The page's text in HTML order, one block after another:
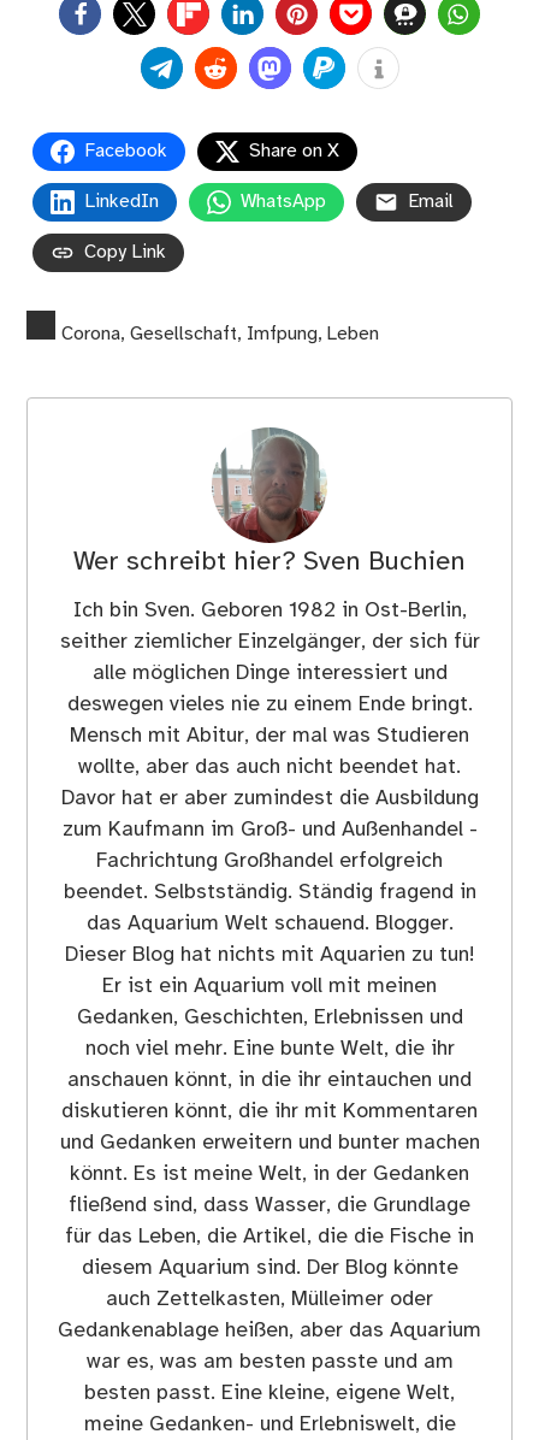
0
Facebook Share on X
LinkedIn WhatsApp Email
Copy Link
Corona,Gesellschaft, Imfpung, Leben
Wer schreibt hier? Sven Buchien
Ich bin Sven. Geboren 1982 in Ost-Berlin,
seither ziemlicher Einzelgänger, der sich für
alle möglichen Dinge interessiert und
deswegen vieles nie zu einem Ende bringt.
Mensch mit Abitur, der mal was Studieren
wollte, aber das auch nicht beendet hat.
Davor hat er aber zumindest die Ausbildung
zum Kaufmann im Groß- und Außenhandel -
Fachrichtung Großhandel erfolgreich
beendet. Selbstständig. Ständig fragend in
das Aquarium Welt schauend. Blogger.
Dieser Blog hat nichts mit Aquarien zu tun!
Er ist ein Aquarium voll mit meinen
Gedanken, Geschichten, Erlebnissen und
noch viel mehr. Eine bunte Welt, die ihr
anschauen könnt, in die ihr eintauchen und
diskutieren könnt, die ihr mit Kommentaren
und Gedanken erweitern und bunter machen
könnt. Es ist meine Welt, in der Gedanken
fließend sind, dass Wasser, die Grundlage
für das Leben, die Artikel, die die Fische in
diesem Aquarium sind. Der Blog könnte
auch Zettelkasten, Mülleimer oder
Gedankenablage heißen, aber das Aquarium
war es, was am besten passte und am
besten passt. Eine kleine, eigene Welt,
meine Gedanken- und Erlebniswelt, die